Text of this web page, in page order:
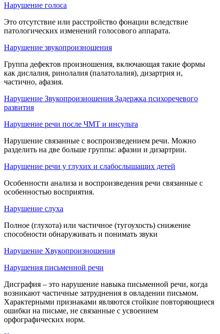
Нарушение голоса
Это отсутствие или расстройство фонации вследствие
патологических изменений голосового аппарата.
Нарушение звукопроизношения
Группа дефектов произношения, включающая такие формы
как дислалия, ринолалия (палатолалия), дизартрия и,
частично, афазия.
Нарушение Звукопроизношения Задержка психоречевого
развития
Нарушение речи после ЧМТ и инсульта
Нарушение связанные с воспроизведением речи. Можно
разделить на две больше группы: афазии и дизартрии.
Нарушение речи у глухих и слабослышащих детей
Особенности анализа и воспроизведения речи связанные с
особенностью восприятия.
Нарушение слуха
Полное (глухота) или частичное (тугоухость) снижение
способности обнаруживать и понимать звуки
Нарушение Хвукопроизношения
Нарушения письменной речи
Дисграфия – это нарушение навыка письменной речи, когда
возникают частичные затруднения в овладении письмом.
Характерными признаками являются стойкие повторяющиеся
ошибки на письме, не связанные с усвоением
орфографических норм.